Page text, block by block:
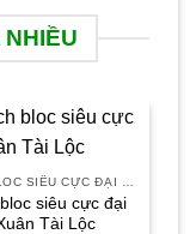
siêu cực đại
Tài Lộc